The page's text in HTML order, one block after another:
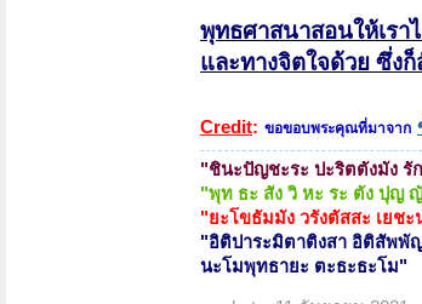
พุทธศาสนาสอนให้เรา
และทางจิตใจด้วย ซึ่ง
Credit: ขอขอบพระคุณที่มาจาก
"ชินะปัญชะระ ปะริตตังมัง รั
"พุท ธะ สัง วิ หะ ระ ตัง ปุญ
"ยะโขธัมมัง วรังตัสสะ เยช
"อิติปาระมิตาติงสา อิติสัพพั
นะโมพุทธายะ ตะธะธะโม"